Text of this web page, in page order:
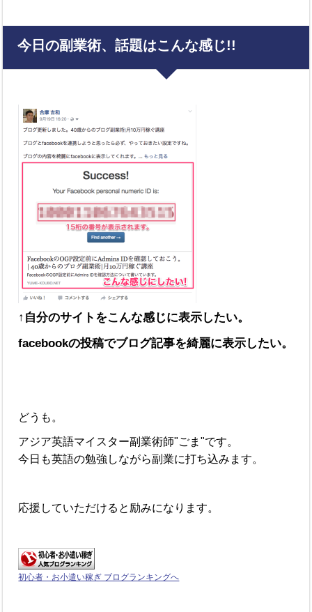
今日の副業術、話題はこんな感じ!!
↑自分のサイトをこんな感じに表示したい。
facebookの投稿でブログ記事を綺麗に表示したい。
どうも。
アジア英語マイスター副業術師"ごま"です。
今日も英語の勉強しながら副業に打ち込みます。
応援していただけると励みになります。
初心者・お小遣い稼ぎ ブログランキングへ